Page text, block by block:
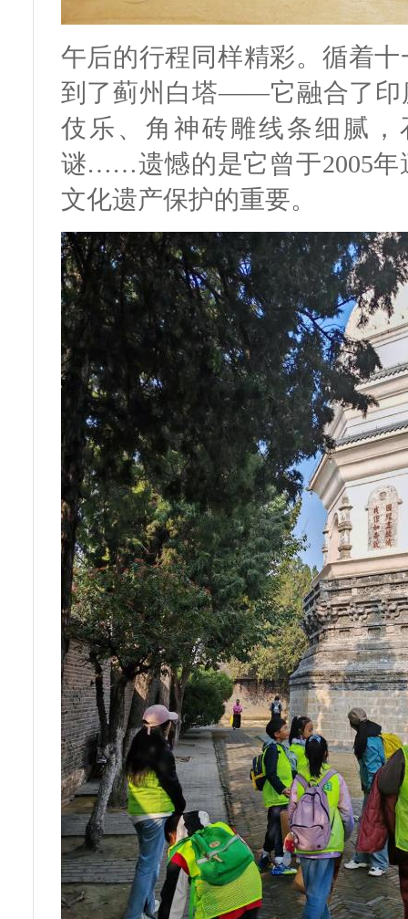
午后的行程同样精彩。循着
到了蓟州白塔——它融合了印
伎乐、角神砖雕线条细腻
谜……遗憾的是它曾于2005年
文化遗产保护的重要。